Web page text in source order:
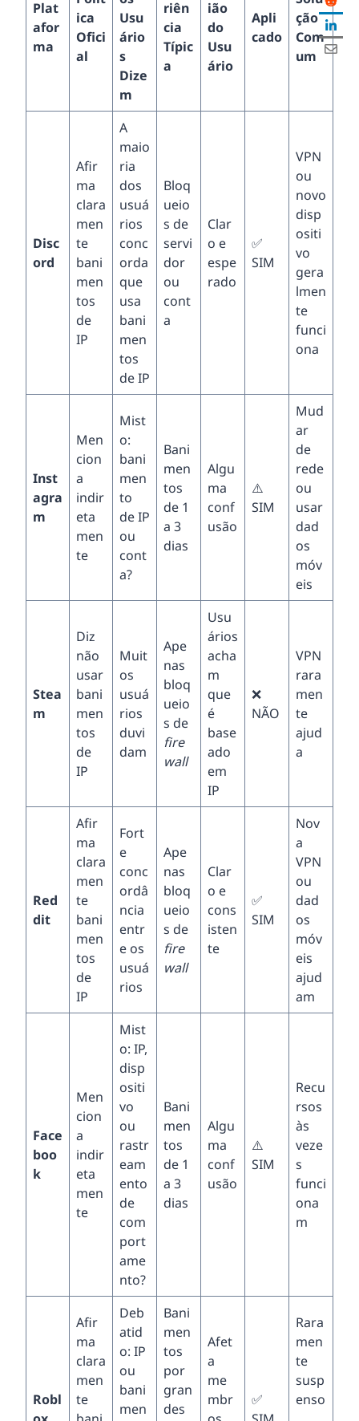
Plat
afor
ma
ica
Ofici
al
Usu
ário
s
Dize
m
riên
cia
Típic
a
ião
do
Usu
ário
Apli
cado
ção
Com
um
Disc
ord
Afir
ma
clara
men
te
bani
men
tos
de
IP
A
maio
ria
dos
usuá
rios
conc
orda
que
usa
bani
men
tos
de IP
Bloq
ueio
s de
servi
dor
ou
cont
a
Clar
o e
espe
rado
✅
SIM
VPN
ou
novo
disp
ositi
vo
gera
lmen
te
funci
ona
Inst
agra
m
Men
cion
a
indir
eta
men
te
Mist
o:
bani
men
to
de IP
ou
cont
a?
Bani
men
tos
de 1
a 3
dias
Algu
ma
conf
usão
⚠️
SIM
Mud
ar
de
rede
ou
usar
dad
os
móv
eis
Stea
m
Diz
não
usar
bani
men
tos
de
IP
Muit
os
usuá
rios
duvi
dam
Ape
nas
bloq
ueio
s de
fire
wall
Usu
ários
acha
m
que
é
base
ado
em
IP
❌
NÃO
VPN
rara
men
te
ajud
a
Red
dit
Afir
ma
clara
men
te
bani
men
tos
de
IP
Fort
e
conc
ordâ
ncia
entr
e os
usuá
rios
Ape
nas
bloq
ueio
s de
fire
wall
Clar
o e
cons
isten
te
✅
SIM
Nov
a
VPN
ou
dad
os
móv
eis
ajud
am
Face
boo
k
Men
cion
a
indir
eta
men
te
Mist
o: IP,
disp
ositi
vo
ou
rastr
eam
ento
de
com
port
ame
nto?
Bani
men
tos
de 1
a 3
dias
Algu
ma
conf
usão
⚠️
SIM
Recu
rsos
às
veze
s
funci
ona
m
Robl
Afir
ma
clara
men
te
Deb
atid
o: IP
ou
bani
men
Bani
men
tos
por
gran
des
Afet
a
me
mbr
✅
Rara
men
te
susp
enso